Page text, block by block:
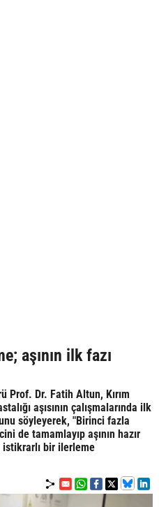
aşının ilk fazı
Prof. Dr. Fatih Altun, Kırım
aşısının çalışmalarında ilk
söyleyerek, "Birinci fazla
de tamamlayıp aşının hazır
istikrarlı bir ilerleme